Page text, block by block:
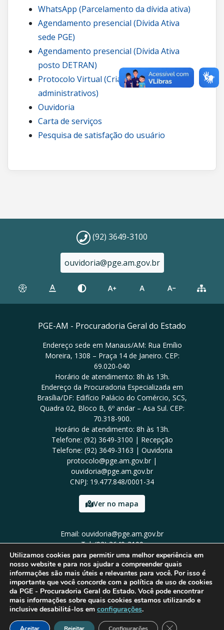
WhatsApp (Parcelamento da dívida ativa)
Agendamento presencial (Dívida Ativa
sede PGE)
Agendamento presencial (Dívida Ativa
posto DETRAN)
Protocolo Virtual (Criação de processos
administrativos)
Ouvidoria
Carta de serviços
Pesquisa de satisfação do usuário
(92) 3649-3100
ouvidoria@pge.am.gov.br
PGE-AM - Procuradoria Geral do Estado
Endereço sede em Manaus/AM: Rua Emílio
Moreira, 1308 – Praça 14 de Janeiro. CEP:
69.020-040
Horário de atendimento: 8h às 13h.
Endereço da Procuradoria Especializada em
Brasília/DF: Edifício Palácio do Comércio, SCS,
Quadra 02, Bloco B, 6º andar – Asa Sul. CEP:
70.318-900.
Horário de atendimento: 8h às 13h.
Telefone: (92) 3649-3100 | Recepção
Telefone: (92) 3649-3163 | Ouvidoria
protocolo@pge.am.gov.br |
ouvidoria@pge.am.gov.br
CNPJ: 19.477.848/0001-34
Ver no mapa
Email: ouvidoria@pge.am.gov.br
Tel: (92) 3649-3100
Utilizamos cookies para permitir uma melhor experiência em
nosso website e para nos ajudar a compreender quais
informações são mais úteis e relevantes para você. Por isso é
importante que você concorde com a política de uso de cookies
da PGE - Procuradoria Geral do Estado. Você pode encontrar
mais informações sobre quais cookies estamos utilizando e
inclusive desabilitá-los em configurações.
Close GDPR